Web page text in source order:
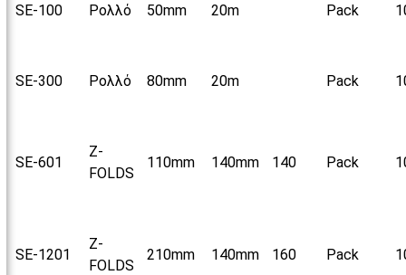
SE-100 Ρολλό 50mm 20m Pack
SE-300 Ρολλό 80mm 20m Pack
SE-601
Z-
FOLDS
110mm 140mm 140 Pack
SE-1201
Z-
FOLDS
210mm 140mm 160 Pack